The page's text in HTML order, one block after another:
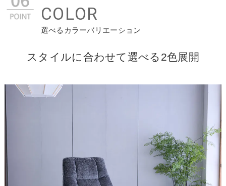
COLOR
選べるカラーバリエーション
スタイルに合わせて選べる2色展開